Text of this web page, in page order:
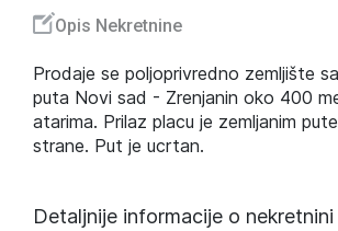
Opis Nekretnine
Prodaje se poljoprivredno zemljište
puta Novi sad - Zrenjanin oko 400
atarima. Prilaz placu je zemljanim
strane. Put je ucrtan.
Detaljnije informacije o nekretnini